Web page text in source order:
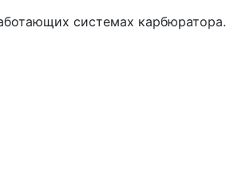
системах карбюратора.